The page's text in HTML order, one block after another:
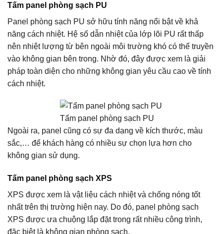
Tấm panel phòng sạch PU
Panel phòng sạch PU sở hữu tính năng nổi bật về khả
năng cách nhiệt. Hệ số dẫn nhiệt của lớp lõi PU rất thấp
nên nhiệt lượng từ bên ngoài môi trường khó có thể truyền
vào không gian bên trong. Nhờ đó, đây được xem là giải
pháp toàn diện cho những không gian yêu cầu cao về tính
cách nhiệt.
Tấm panel phòng sạch PU
Ngoài ra, panel cũng có sự đa dạng về kích thước, màu
sắc,… để khách hàng có nhiều sự chọn lựa hơn cho
không gian sử dụng.
Tấm panel phòng sạch XPS
XPS được xem là vật liệu cách nhiệt và chống nóng tốt
nhất trên thị trường hiện nay. Do đó, panel phòng sạch
XPS được ưa chuộng lắp đặt trong rất nhiều công trình,
đặc biệt là không gian phòng sạch.